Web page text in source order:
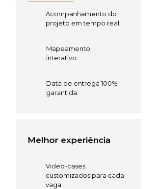
Acompanhamento do
projeto em tempo real.
Mapeamento
interativo.
Data de entrega 100%
garantida.
Melhor experiência
Video-cases
customizados para cada
vaga.